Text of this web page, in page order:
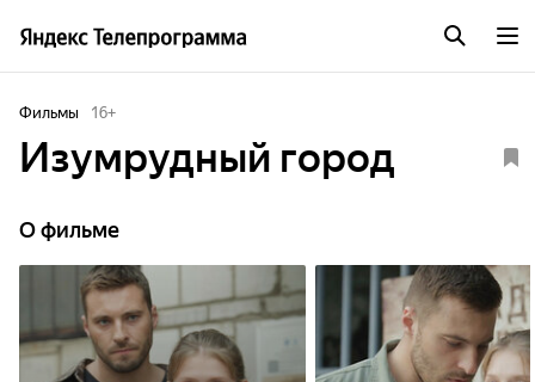
Фильмы 16+
Изумрудный город
О фильме